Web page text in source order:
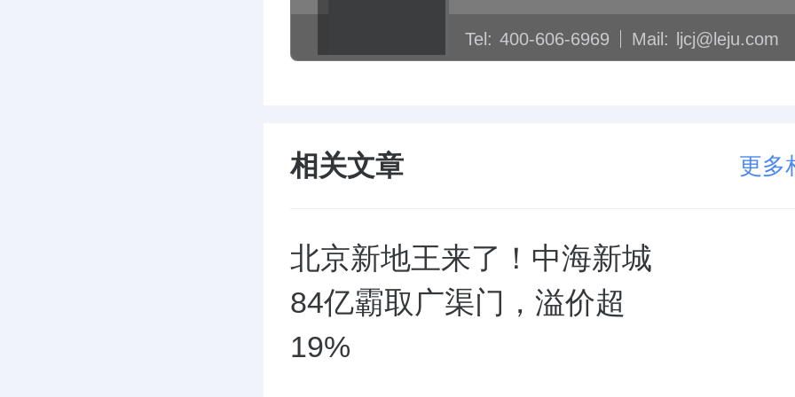
Tel: 400-606-6969 Mail: ljcj@leju.com
相关文章 更多
北京新地王来了！中海新城
84亿霸取广渠门，溢价超
19%